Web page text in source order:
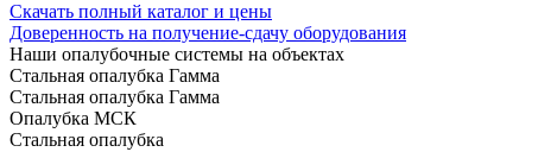
Скачать полный каталог и цены
Доверенность на получение-сдачу оборудования
Наши опалубочные системы на объектах
Стальная опалубка Гамма
Стальная опалубка Гамма
Опалубка МСК
Стальная опалубка